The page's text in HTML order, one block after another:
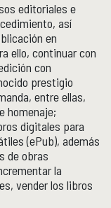
editoriales e
así
en
ello, continuar con
con
prestigio
entre ellas,
homenaje;
digitales para
(ePub), además
de obras
la
vender los libros